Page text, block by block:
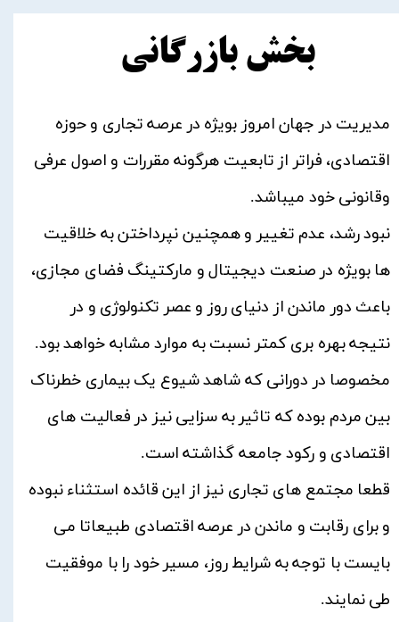
مدیریت در جهان امروز بویژه در عرصه تجاری و حوزه
اقتصادی، فراتر از تابعیت هرگونه مقررات و اصول عرفی
وقانونی خود میباشد.
نبود رشد، عدم تغییر و همچنین نپرداختن به خلاقیت
ها بویژه در صنعت دیجیتال و مارکتینگ فضای مجازی،
باعث دور ماندن از دنیای روز و عصر تکنولوژی و در
نتیجه بهره بری کمتر نسبت به موارد مشابه خواهد بود.
مخصوصا در دورانی که شاهد شیوع یک بیماری خطرناک
بین مردم بوده که تاثیر به سزایی نیز در فعالیت های
اقتصادی و رکود جامعه گذاشته است.
قطعا مجتمع های تجاری نیز از این قائده استثناء نبوده
و برای رقابت و ماندن در عرصه اقتصادی طبیعاتا می
بایست با توجه به شرایط روز، مسیر خود را با موفقیت
طی نمایند.
بخش بازرگانی